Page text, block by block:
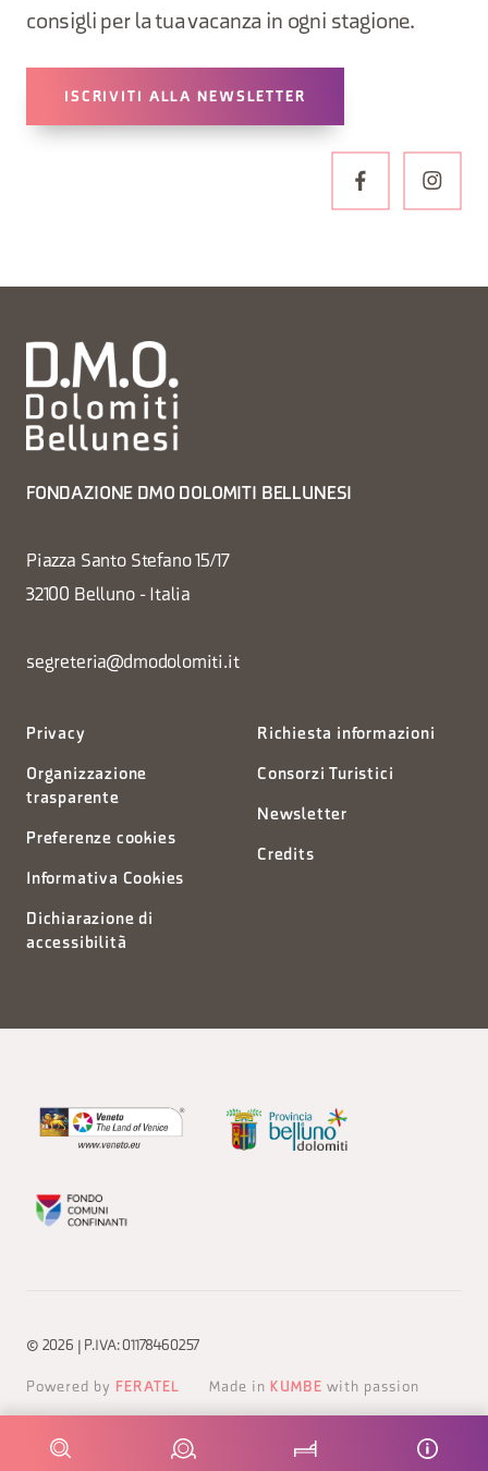
consigli per la tua vacanza in ogni stagione.
ISCRIVITI ALLA NEWSLETTER
FONDAZIONE DMO DOLOMITI BELLUNESI
Piazza Santo Stefano 15/17
32100 Belluno - Italia
segreteria@dmodolomiti.it
Privacy
Organizzazione
trasparente
Preferenze cookies
Informativa Cookies
Dichiarazione di
accessibilità
Richiesta informazioni
Consorzi Turistici
Newsletter
Credits
© 2026 | P.IVA: 01178460257
Powered by FERATEL Made in KUMBE with passion